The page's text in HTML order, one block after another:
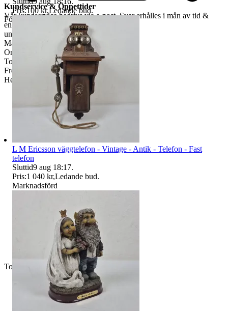
Kundservice & Öppettider
Vår kundservice bedrivs via e-post. Svar erhålles i mån av tid &
endast
under våra öppettider.
Måndag-Tisdag: 12:00-16:30
Onsdag: 8:00-18:00
Torsdag: 12:00-16:30
Fredag: 10:00-15:00
Helgdagar & röda dagar STÄNGT
Företag
Toppsäljare
Pris:100 kr,Ledande bud.
L M Ericsson väggtelefon - Vintage - Antik - Telefon - Fast
telefon
Sluttid9 aug 18:17.
Pris:1 040 kr,Ledande bud.
Marknadsförd